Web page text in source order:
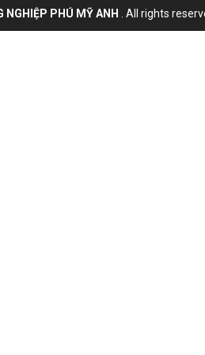
NGHIỆP PHÚ MỸ ANH . All rights